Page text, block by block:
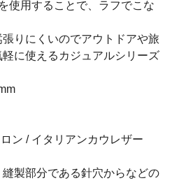
使用することで、ラフでこな
りにくいのでアウトドアや旅
に使えるカジュアルシリーズ
ン / イタリアンカウレザー
製部分である針穴からなどの